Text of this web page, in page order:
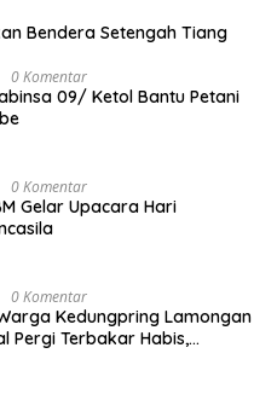
Bendera Setengah Tiang
0 Komentar
09/ Ketol Bantu Petani
0 Komentar
Gelar Upacara Hari
0 Komentar
Kedungpring Lamongan
Pergi Terbakar Habis,